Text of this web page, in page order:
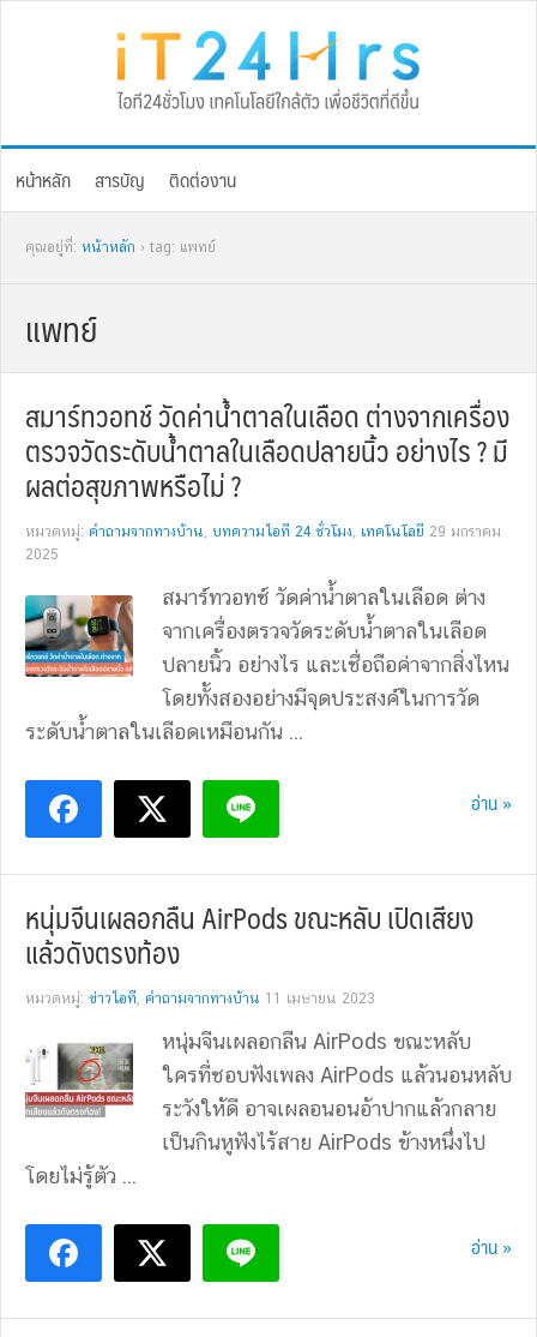
หน้าหลัก สารบัญ ติดต่องาน
คุณอยู่ที่: หน้าหลัก › tag: แพทย์
แพทย์
สมาร์ทวอทช์ วัดค่าน้ำตาลในเลือด ต่างจากเครื่อง
ตรวจวัดระดับน้ำตาลในเลือดปลายนิ้ว อย่างไร ? มี
ผลต่อสุขภาพหรือไม่ ?
หมวดหมู่: คำถามจากทางบ้าน, บทความไอที 24 ชั่วโมง, เทคโนโลยี 29 มกราคม
2025
สมาร์ทวอทช์ วัดค่าน้ำตาลในเลือด ต่าง
จากเครื่องตรวจวัดระดับน้ำตาลในเลือด
ปลายนิ้ว อย่างไร และเชื่อถือค่าจากสิ่งไหน
โดยทั้งสองอย่างมีจุดประสงค์ในการวัด
ระดับน้ำตาลในเลือดเหมือนกัน ...
อ่าน »
หนุ่มจีนเผลอกลืน AirPods ขณะหลับ เปิดเสียง
แล้วดังตรงท้อง
หมวดหมู่: ข่าวไอที, คำถามจากทางบ้าน 11 เมษายน 2023
หนุ่มจีนเผลอกลืน AirPods ขณะหลับ
ใครที่ชอบฟังเพลง AirPods แล้วนอนหลับ
ระวังให้ดี อาจเผลอนอนอ้าปากแล้วกลาย
เป็นกินหูฟังไร้สาย AirPods ข้างหนึ่งไป
โดยไม่รู้ตัว ...
อ่าน »